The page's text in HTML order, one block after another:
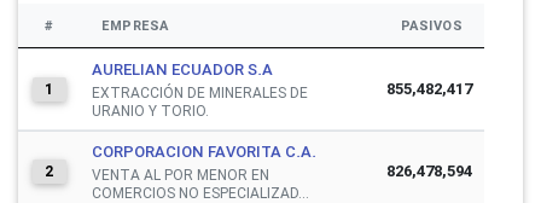
# EMPRESA PASIVOS
1
AURELIAN ECUADOR S.A
EXTRACCIÓN DE MINERALES DE
URANIO Y TORIO.
855,482,417
2
CORPORACION FAVORITA C.A.
VENTA AL POR MENOR EN
COMERCIOS NO ESPECIALIZAD...
826,478,594